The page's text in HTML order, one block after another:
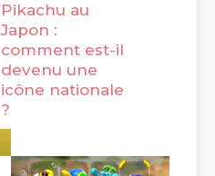
Pikachu au
Japon :
comment est-il
devenu une
icône nationale
?